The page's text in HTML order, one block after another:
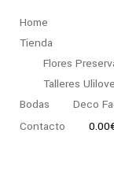
Home
Tienda
Flores
Talleres Ulilove
Bodas
Deco
Contacto
0.00